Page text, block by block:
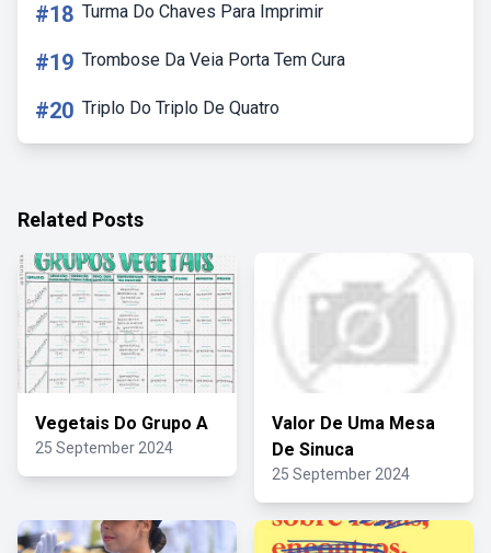
#18 Turma Do Chaves Para Imprimir
#19 Trombose Da Veia Porta Tem Cura
#20 Triplo Do Triplo De Quatro
Related Posts
Vegetais Do Grupo A
25 September 2024
Valor De Uma Mesa
De Sinuca
25 September 2024